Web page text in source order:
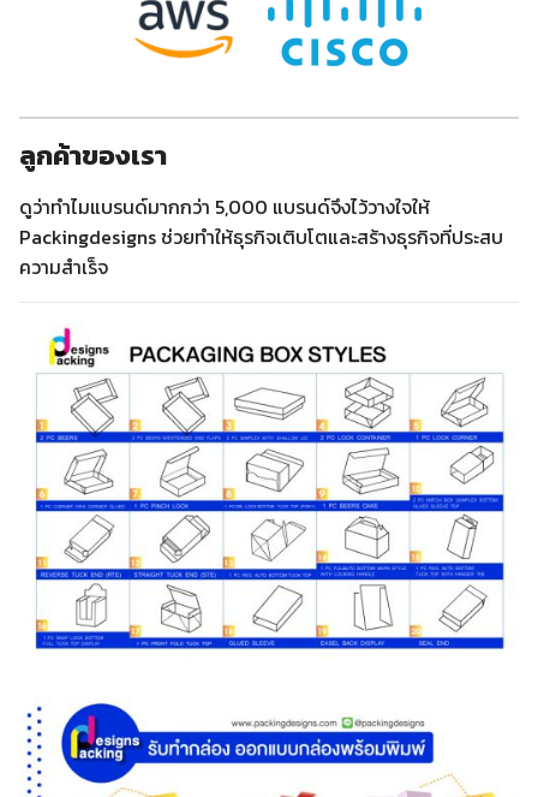
ลูกค้าของเรา
ดูว่าทำไมแบรนด์มากกว่า 5,000 แบรนด์จึงไว้วางใจให้
Packingdesigns ช่วยทำให้ธุรกิจเติบโตและสร้างธุรกิจที่ประสบ
ความสำเร็จ